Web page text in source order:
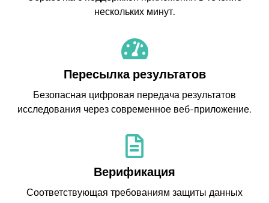
нескольких минут.
Пересылка результатов
Безопасная цифровая передача результатов
исследования через современное веб-приложение.
Верификация
Соответствующая требованиям защиты данных